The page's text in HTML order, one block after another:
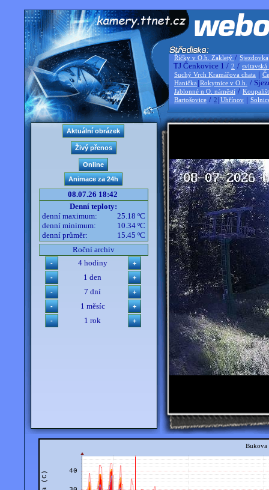
Říčky v O.h. Zakletý / Sjezdovka
TJ Čenkovice 1 / 2 / svitavská
Suchý Vrch Kramářova chata |
Hanička |Rokytnice v O.h. /
Jablonné n O. náměstí /
Bartošovice / 2 |Uhřínov |
08.07.26 18:42
Denní teploty:
denní maximum:
25.18 ºC
denní minimum:
10.34 ºC
denní průměr:
15.45 ºC
Roční archiv
4 hodiny
1 den
7 dní
1 měsíc
1 rok